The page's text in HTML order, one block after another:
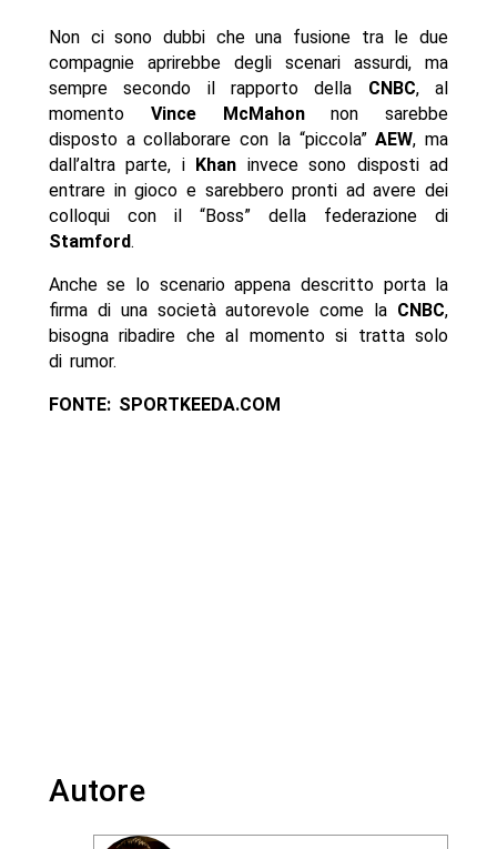
Non ci sono dubbi che una fusione tra le due
compagnie aprirebbe degli scenari assurdi, ma
sempre secondo il rapporto della CNBC, al
momento Vince McMahonnon sarebbe
disposto a collaborare con la “piccola”AEW, ma
dall’altra parte, i
Khan invece sono disposti ad
entrare in gioco e sarebbero pronti ad avere dei
colloqui con il “Boss” della federazione di
Stamford.
Anche se lo scenario appena descritto porta la
firma di una società autorevole come la CNBC,
bisogna ribadire che al momento si tratta solo
di rumor.
FONTE: SPORTKEEDA.COM
Autore